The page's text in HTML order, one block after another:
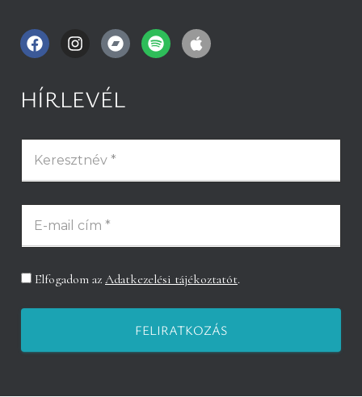
HÍRLEVÉL
Elfogadom az Adatkezelési tájékoztatót.